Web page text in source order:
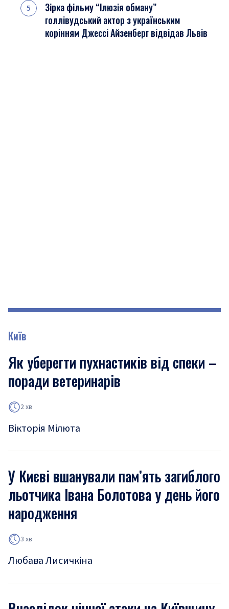
Зірка фільму “Ілюзія обману”
голлівудський актор з українським
корінням Джессі Айзенберг відвідав Львів
Київ
Як уберегти пухнастиків від спеки –
поради ветеринарів
2 хв
Вікторія Мілюта
У Києві вшанували пам’ять загиблого
льотчика Івана Болотова у день його
народження
3 хв
Любава Лисичкіна